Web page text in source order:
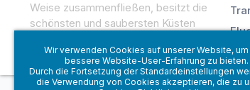
Wir verwenden Cookies auf unserer Website,
bessere Website-User-Erfahrung zu bieten.
Durch die Fortsetzung der Standardeinstellungen
die Verwendung von Cookies akzeptieren, die zu
Weise zusammenfließen, besitzt die
schönsten und saubersten Küsten